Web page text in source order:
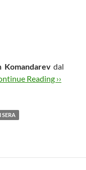
Komandarevdal
Reading ››
SERA